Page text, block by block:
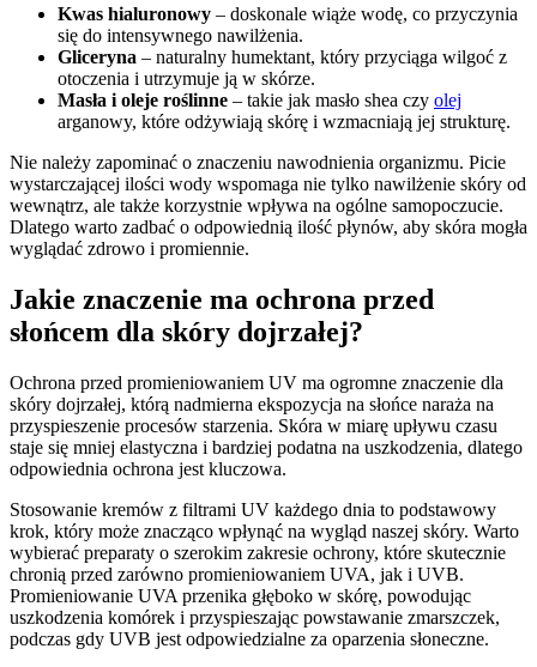
Kwas hialuronowy – doskonale wiąże wodę, co przyczynia
się do intensywnego nawilżenia.
Gliceryna – naturalny humektant, który przyciąga wilgoć z
otoczenia i utrzymuje ją w skórze.
Masła i oleje roślinne – takie jak masło shea czy olej
arganowy, które odżywiają skórę i wzmacniają jej strukturę.
Nie należy zapominać o znaczeniu nawodnienia organizmu. Picie
wystarczającej ilości wody wspomaga nie tylko nawilżenie skóry od
wewnątrz, ale także korzystnie wpływa na ogólne samopoczucie.
Dlatego warto zadbać o odpowiednią ilość płynów, aby skóra mogła
wyglądać zdrowo i promiennie.
Jakie znaczenie ma ochrona przed
słońcem dla skóry dojrzałej?
Ochrona przed promieniowaniem UV ma ogromne znaczenie dla
skóry dojrzałej, którą nadmierna ekspozycja na słońce naraża na
przyspieszenie procesów starzenia. Skóra w miarę upływu czasu
staje się mniej elastyczna i bardziej podatna na uszkodzenia, dlatego
odpowiednia ochrona jest kluczowa.
Stosowanie kremów z filtrami UV każdego dnia to podstawowy
krok, który może znacząco wpłynąć na wygląd naszej skóry. Warto
wybierać preparaty o szerokim zakresie ochrony, które skutecznie
chronią przed zarówno promieniowaniem UVA, jak i UVB.
Promieniowanie UVA przenika głęboko w skórę, powodując
uszkodzenia komórek i przyspieszając powstawanie zmarszczek,
podczas gdy UVB jest odpowiedzialne za oparzenia słoneczne.